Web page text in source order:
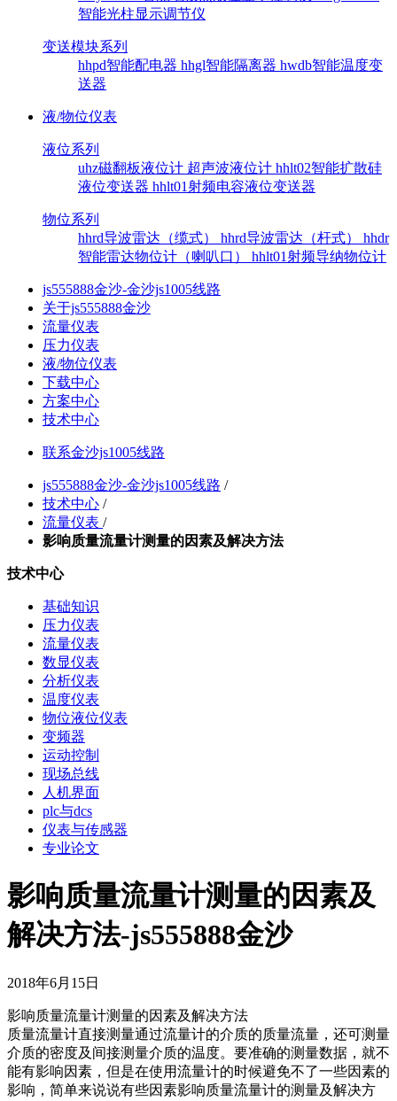
智能光柱显示调节仪
变送模块系列
hhpd智能配电器 hhgl智能隔离器 hwdb智能温度变
送器
液/物位仪表
液位系列
uhz磁翻板液位计 超声波液位计 hhlt02智能扩散硅
液位变送器 hhlt01射频电容液位变送器
物位系列
hhrd导波雷达（缆式） hhrd导波雷达（杆式） hhdr
智能雷达物位计（喇叭口） hhlt01射频导纳物位计
js555888金沙-金沙js1005线路
关于js555888金沙
流量仪表
压力仪表
液/物位仪表
下载中心
方案中心
技术中心
联系金沙js1005线路
js555888金沙-金沙js1005线路 /
技术中心 /
流量仪表 /
影响质量流量计测量的因素及解决方法
技术中心
基础知识
压力仪表
流量仪表
数显仪表
分析仪表
温度仪表
物位液位仪表
变频器
运动控制
现场总线
人机界面
plc与dcs
仪表与传感器
专业论文
影响质量流量计测量的因素及
解决方法-js555888金沙
2018年6月15日
影响质量流量计测量的因素及解决方法
质量流量计直接测量通过流量计的介质的质量流量，还可测量
介质的密度及间接测量介质的温度。要准确的测量数据，就不
能有影响因素，但是在使用流量计的时候避免不了一些因素的
影响，简单来说说有些因素影响质量流量计的测量及解决方